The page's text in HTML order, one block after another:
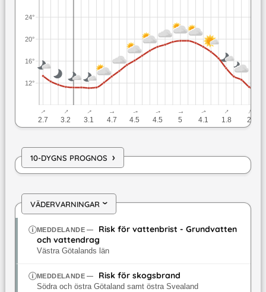
12°
16°
20°
24°
↓
2.7
↓
3.2
↓
3.1
↓
4.7
↓
4.5
↓
4.5
↓
5
↓
4.1
↓
1.8
↓
2
10-DYGNS PROGNOS ›
VÄDERVARNINGAR›
MEDDELANDE—
Risk för vattenbrist - Grundvatten
och vattendrag
Västra Götalands län
MEDDELANDE— Risk för skogsbrand
Södra och östra Götaland samt östra Svealand